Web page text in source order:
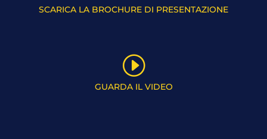
SCARICA LA BROCHURE DI PRESENTAZIONE
I
GUARDA IL VIDEO